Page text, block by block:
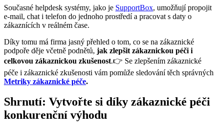
Současné helpdesk systémy, jako je SupportBox, umožňují propojit
e-mail, chat i telefon do jednoho prostředí a pracovat s daty o
zákaznících v reálném čase.
Díky tomu má firma jasný přehled o tom, co se na zákaznické
podpoře děje včetně podnětů, jak zlepšit zákaznickou péči i
celkovou zákaznickou zkušenost.👉 Se zlepšením zákaznické
péče i zákaznické zkušenosti vám pomůže sledování těch správných
Metriky zákaznické péče.
Shrnutí: Vytvořte si díky zákaznické péči
konkurenční výhodu